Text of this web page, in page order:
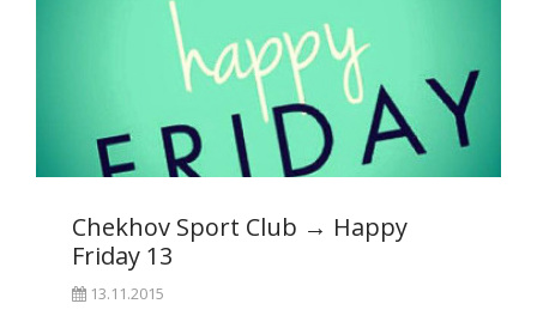
Chekhov Sport Club → Happy
Friday 13
13.11.2015